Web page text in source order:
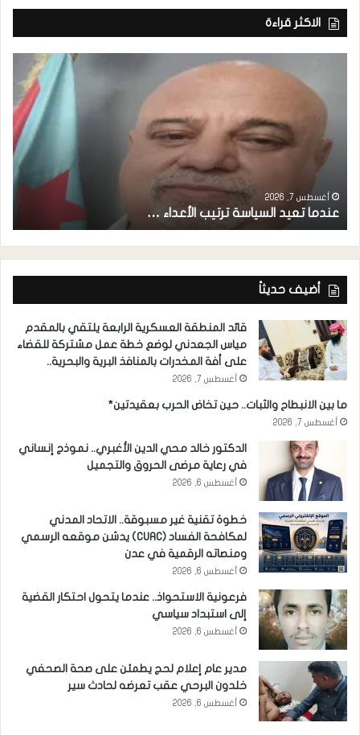
الاكثر قراءة
أغسطس 7, 2026
عندما تعيد السياسة ترتيب الأعداء …
أضيف حديثاً
قائد المنطقة العسكرية الرابعة يلتقي بالمقدم
مياس الجعدني لوضع خطة عمل مشتركة للقضاء
على أفة المخدرات بالمنافذ البرية والبحرية..
أغسطس 7, 2026
ما بين الانبطاح والثبات.. حين تخاض الحرب بعقيدتين*
أغسطس 7, 2026
الدكتور خالد محي الدين الأغبري.. نموذج إنساني
في رعاية مرضى الحروق والتجميل
أغسطس 6, 2026
خطوة تقنية غير مسبوقة.. الاتحاد المدني
لمكافحة الفساد (CUAC) يدشن موقعه الرسمي
ومنصاته الرقمية في عدن
أغسطس 6, 2026
فرعونية الاستحواذ.. عندما يتحول احتكار القضية
إلى استبداد سياسي
أغسطس 6, 2026
مدير عام إعلام لحج يطمئن على صحة الصحفي
خلدون البرحي عقب تعرضه لحادث سير
أغسطس 6, 2026